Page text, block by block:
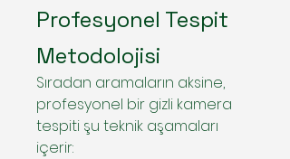
Profesyonel Tespit
Metodolojisi
Sıradan aramaların aksine,
profesyonel bir gizli kamera
tespiti şu teknik aşamaları
içerir: